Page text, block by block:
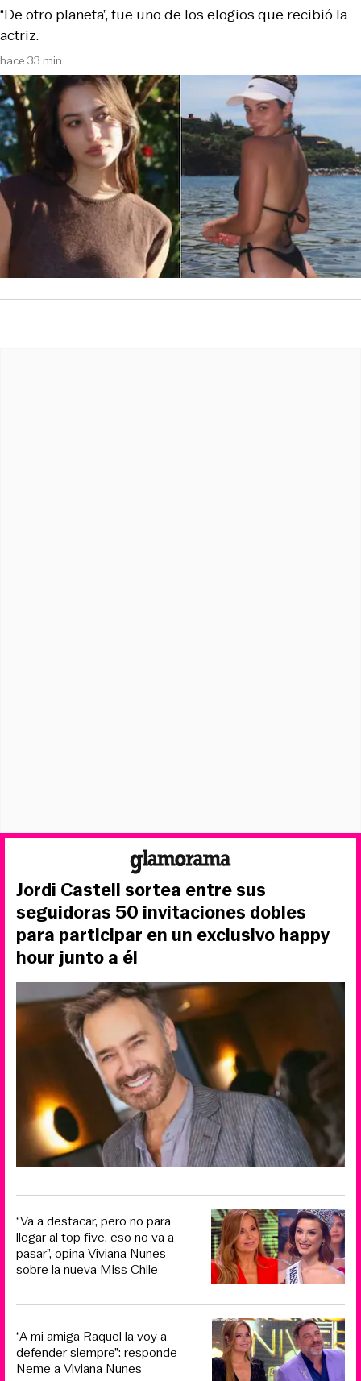
hace 33 min
“De otro planeta”, fue uno de los elogios que recibió la
actriz.
Jordi Castell sortea entre sus
seguidoras 50 invitaciones dobles
para participar en un exclusivo happy
hour junto a él
“Va a destacar, pero no para
llegar al top five, eso no va a
pasar”, opina Viviana Nunes
sobre la nueva Miss Chile
“A mi amiga Raquel la voy a
defender siempre”: responde
Neme a Viviana Nunes